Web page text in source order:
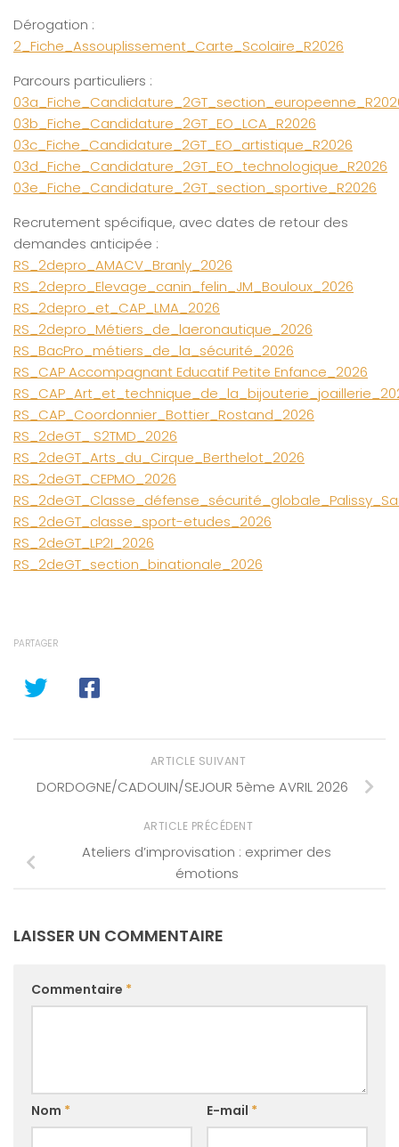
Dérogation :
2_Fiche_Assouplissement_Carte_Scolaire_R2026
Parcours particuliers :
03b_Fiche_Candidature_2GT_EO_LCA_R2026
03c_Fiche_Candidature_2GT_EO_artistique_R2026
03d_Fiche_Candidature_2GT_EO_technologique_R2026
03e_Fiche_Candidature_2GT_section_sportive_R2026
Recrutement spécifique, avec dates de retour des
demandes anticipée :
RS_2depro_AMACV_Branly_2026
RS_2depro_Elevage_canin_felin_JM_Bouloux_2026
RS_2depro_et_CAP_LMA_2026
RS_2depro_Métiers_de_laeronautique_2026
RS_BacPro_métiers_de_la_sécurité_2026
RS_CAP Accompagnant Educatif Petite Enfance_2026
RS_CAP_Coordonnier_Bottier_Rostand_2026
RS_2deGT_ S2TMD_2026
RS_2deGT_Arts_du_Cirque_Berthelot_2026
RS_2deGT_CEPMO_2026
RS_2deGT_classe_sport-etudes_2026
RS_2deGT_LP2I_2026
RS_2deGT_section_binationale_2026
PARTAGER
ARTICLE SUIVANT
DORDOGNE/CADOUIN/SEJOUR 5ème AVRIL 2026
ARTICLE PRÉCÉDENT
Ateliers d’improvisation : exprimer des
émotions
LAISSER UN COMMENTAIRE
Commentaire *
Nom * E-mail *